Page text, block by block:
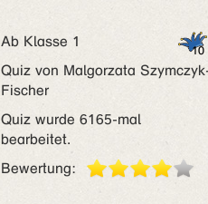
Ab Klasse 1
Quiz von Malgorzata
Fischer
Quiz wurde 6165-mal
bearbeitet.
Bewertung: